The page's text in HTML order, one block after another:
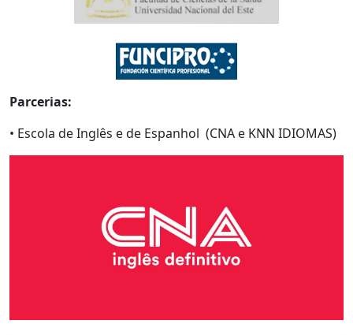
Parcerias:
• Escola de Inglês e de Espanhol (CNA e KNN IDIOMAS)